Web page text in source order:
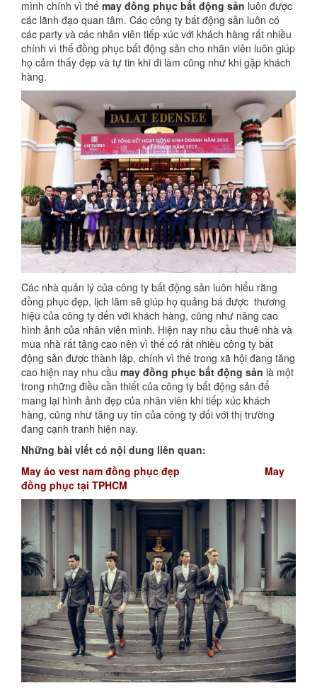
mình chính vì thế may đồng phục bất động sản luôn được
các lãnh đạo quan tâm. Các công ty bất động sản luôn có
các party và các nhân viên tiếp xúc với khách hàng rất nhiều
chính vì thế đồng phục bất động sản cho nhân viên luôn giúp
họ cảm thấy đẹp và tự tin khi đi làm cũng như khi gặp khách
hàng.
Các nhà quản lý của công ty bất động sản luôn hiểu rằng
đồng phục đẹp, lịch lãm sẽ giúp họ quảng bá được thương
hiệu của công ty đến với khách hàng, cũng như nâng cao
hình ảnh của nhân viên mình. Hiện nay nhu cầu thuê nhà và
mua nhà rất tâng cao nên vì thế có rất nhiều công ty bất
động sản được thành lập, chính vì thế trong xã hội đang tăng
cao hiện nay nhu cầu may đồng phục bất động sản là một
trong những điều cần thiết của công ty bất động sản để
mang lại hình ảnh đẹp của nhân viên khi tiếp xúc khách
hàng, cũng như tăng uy tín của công ty đối với thị trường
đang cạnh tranh hiện nay.
Những bài viết có nội dung liên quan:
May áo vest nam đồng phục đẹp
May
đồng phục tại TPHCM